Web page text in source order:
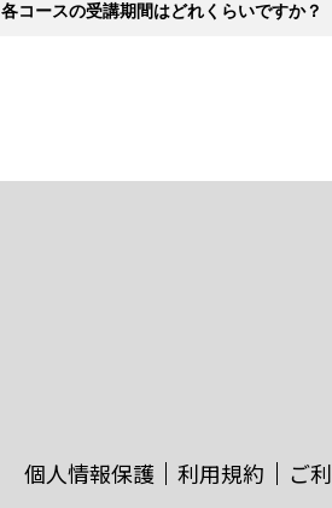
各コースの受講期間はどれくらいですか？
個人情報保護 利用規約 ご